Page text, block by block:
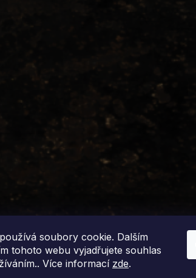
soubory cookie. Dalším
tohoto webu vyjadřujete souhlas
Více informací zde.